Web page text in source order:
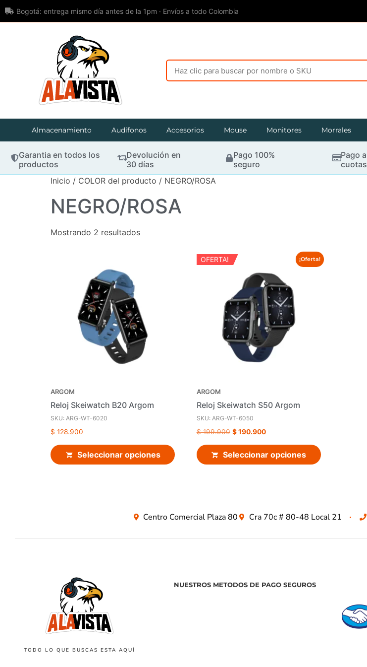
Bogotá: entrega mismo día antes de la 1pm · Envíos a todo Colombia
Almacenamiento Audífonos Accesorios Mouse Monitores Morrales
Garantia en todos los
productos
Devolución en
30 días
Pago 100%
seguro
Pago a
cuotas
Inicio / COLOR del producto / NEGRO/ROSA
NEGRO/ROSA
Mostrando 2 resultados
ARGOM
Reloj Skeiwatch B20 Argom
SKU: ARG-WT-6020
$ 128.900
Seleccionar opciones
¡Oferta!
OFERTA!
ARGOM
Reloj Skeiwatch S50 Argom
SKU: ARG-WT-6050
$199.900 $190.900
Seleccionar opciones
Centro Comercial Plaza 80 Cra 70c # 80-48 Local 21
TODO LO QUE BUSCAS ESTA AQUÍ
NUESTROS METODOS DE PAGO SEGUROS